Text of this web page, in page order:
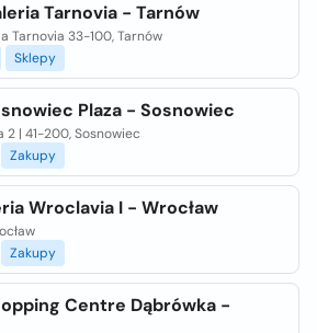
Tarnovia - Tarnów
Tarnovia 33-100, Tarnów
Sklepy
Plaza - Sosnowiec
2 | 41-200, Sosnowiec
Zakupy
Wroclavia I - Wrocław
Zakupy
Centre Dąbrówka -